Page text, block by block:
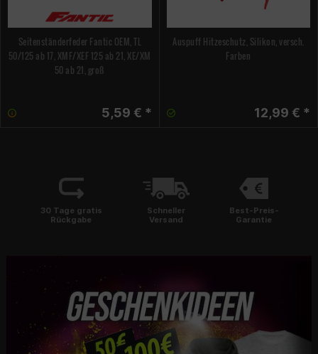
Seitenständerfeder Fantic OEM, TL
50/125 ab 17, XMF/XEF 125 ab 21, XE/XM
50 ab 21, groß
5,59 € *
Auspuff Hitzeschutz, Silikon, versch.
Farben
12,99 € *
30 Tage gratis
Rückgabe
Schneller
Versand
Best-Preis-
Garantie